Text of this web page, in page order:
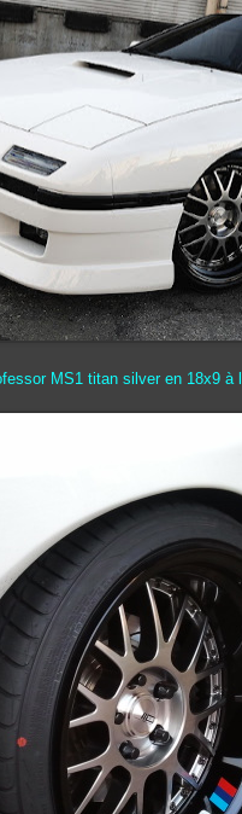
MS1 titan silver en 18x9 à